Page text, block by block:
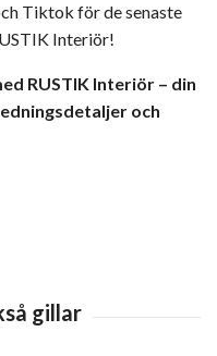
Tiktok för de senaste
Interiör!
RUSTIK Interiör – din
och